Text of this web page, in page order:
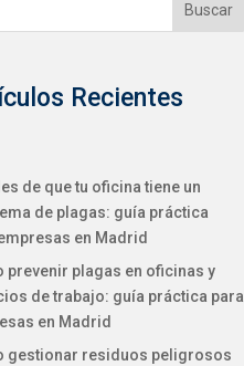
Buscar
Recientes
de que tu oficina tiene un
de plagas: guía práctica
en Madrid
prevenir plagas en oficinas y
de trabajo: guía práctica para
en Madrid
gestionar residuos peligrosos